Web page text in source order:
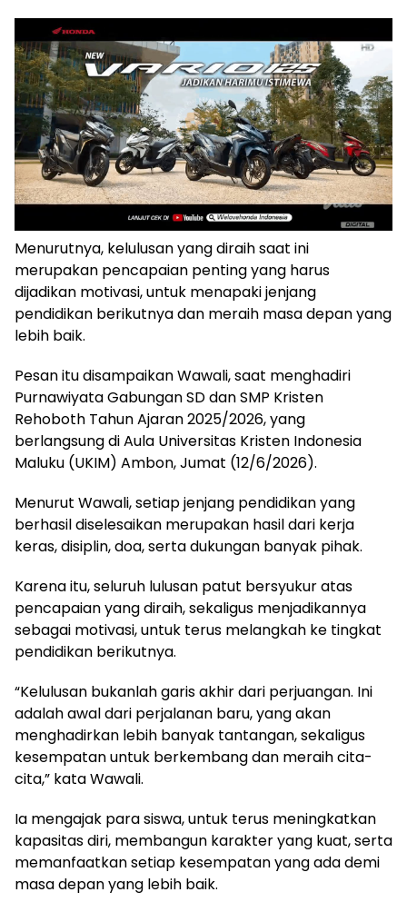
Menurutnya, kelulusan yang diraih saat ini
merupakan pencapaian penting yang harus
dijadikan motivasi, untuk menapaki jenjang
pendidikan berikutnya dan meraih masa depan yang
lebih baik.
Pesan itu disampaikan Wawali, saat menghadiri
Purnawiyata Gabungan SD dan SMP Kristen
Rehoboth Tahun Ajaran 2025/2026, yang
berlangsung di Aula Universitas Kristen Indonesia
Maluku (UKIM) Ambon, Jumat (12/6/2026).
Menurut Wawali, setiap jenjang pendidikan yang
berhasil diselesaikan merupakan hasil dari kerja
keras, disiplin, doa, serta dukungan banyak pihak.
Karena itu, seluruh lulusan patut bersyukur atas
pencapaian yang diraih, sekaligus menjadikannya
sebagai motivasi, untuk terus melangkah ke tingkat
pendidikan berikutnya.
“Kelulusan bukanlah garis akhir dari perjuangan. Ini
adalah awal dari perjalanan baru, yang akan
menghadirkan lebih banyak tantangan, sekaligus
kesempatan untuk berkembang dan meraih cita-
cita,” kata Wawali.
Ia mengajak para siswa, untuk terus meningkatkan
kapasitas diri, membangun karakter yang kuat, serta
memanfaatkan setiap kesempatan yang ada demi
masa depan yang lebih baik.